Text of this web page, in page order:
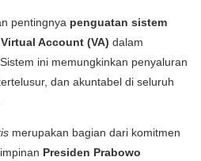
pentingnya penguatan sistem
Account (VA) dalam
ini memungkinkan penyaluran
dan akuntabel di seluruh
merupakan bagian dari komitmen
Presiden Prabowo